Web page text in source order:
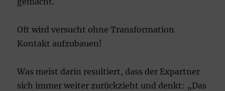
Oft wird versucht ohne Transformation
Kontakt aufzubauen!
Was meist darin resultiert, dass der Expartner
sich immer weiter zurückzieht und denkt: „Das